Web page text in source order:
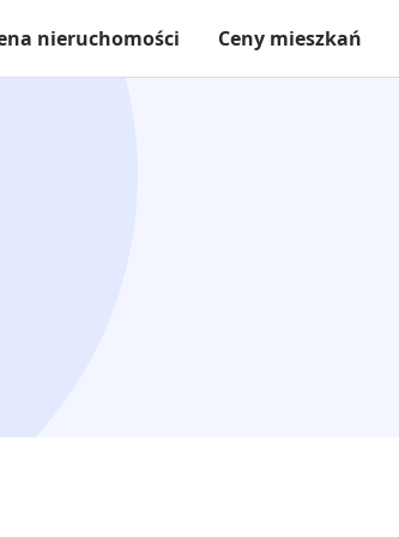
nieruchomości Ceny mieszkań